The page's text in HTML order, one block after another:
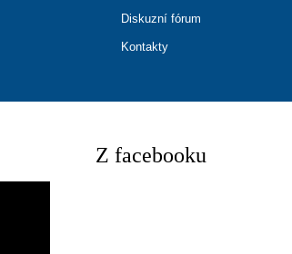
Diskuzní fórum
Kontakty
Z facebooku